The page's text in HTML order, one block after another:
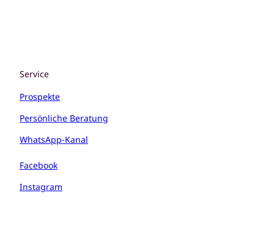
Service
Prospekte
Persönliche Beratung
WhatsApp-Kanal
Facebook
Instagram